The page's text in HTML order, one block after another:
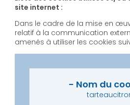
site internet :
Dans le cadre de la mise en
relatif à la communication
amenés à utiliser les cookies